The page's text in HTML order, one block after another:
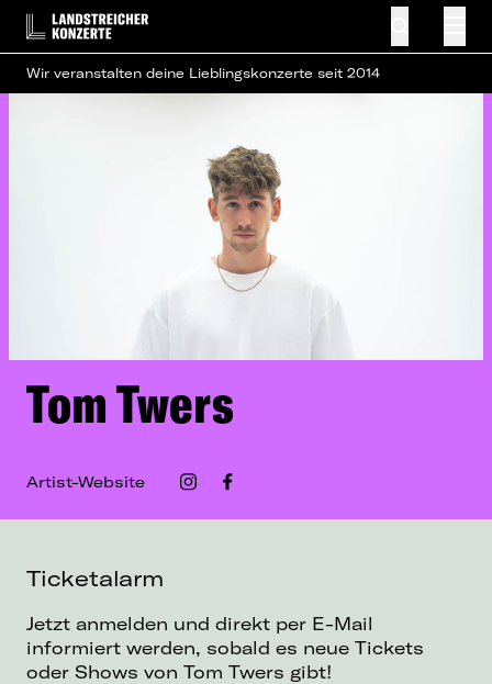
Wir veranstalten deine Lieblingskonzerte seit 2014
Tom Twers
Artist-Website
Ticketalarm
Jetzt anmelden und direkt per E-Mail
informiert werden, sobald es neue Tickets
oder Shows von Tom Twers gibt!